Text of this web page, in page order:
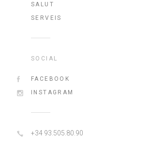
SALUT
SERVEIS
SOCIAL
FACEBOOK
INSTAGRAM
+34 93.505.80.90